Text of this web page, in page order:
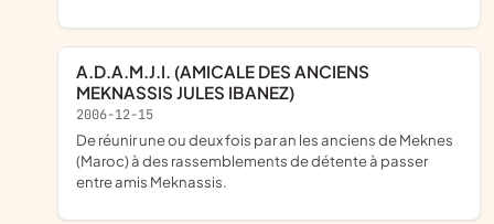
A.D.A.M.J.I. (AMICALE DES ANCIENS
MEKNASSIS JULES IBANEZ)
2006-12-15
De réunir une ou deux fois par an les anciens de Meknes
(Maroc) à des rassemblements de détente à passer
entre amis Meknassis.